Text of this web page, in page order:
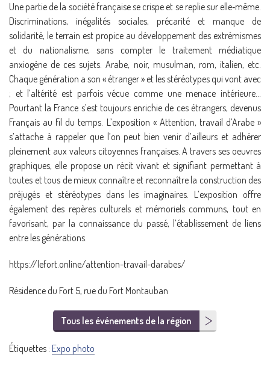
Une partie de la société française se crispe et se replie sur elle‐même.
Discriminations, inégalités sociales, précarité et manque de
solidarité, le terrain est propice au développement des extrémismes
et du nationalisme, sans compter le traitement médiatique
anxiogène de ces sujets. Arabe, noir, musulman, rom, italien, etc.
Chaque génération a son « étranger » et les stéréotypes qui vont avec
; et l’altérité est parfois vécue comme une menace intérieure…
Pourtant la France s’est toujours enrichie de ces étrangers, devenus
Français au fil du temps. L’exposition « Attention, travail d’Arabe »
s’attache à rappeler que l’on peut bien venir d’ailleurs et adhérer
pleinement aux valeurs citoyennes françaises. A travers ses oeuvres
graphiques, elle propose un récit vivant et signifiant permettant à
toutes et tous de mieux connaître et reconnaître la construction des
préjugés et stéréotypes dans les imaginaires. L’exposition offre
également des repères culturels et mémoriels communs, tout en
favorisant, par la connaissance du passé, l’établissement de liens
entre les générations.
https://lefort.online/attention-travail-darabes/
Résidence du Fort 5, rue du Fort Montauban
Tous les événements de la région
Étiquettes : Expo photo